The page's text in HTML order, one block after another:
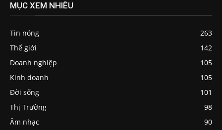
MỤC XEM NHIỀU
Tin nóng
263
Thế giới
142
Doanh nghiệp
105
Kinh doanh
105
Đời sống
101
Thị Trường
98
Âm nhạc
90